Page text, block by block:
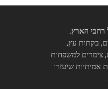
רחבי הארץ.
בקתות עץ,
צימרים למשפחות
אמיתיות שיעזרו